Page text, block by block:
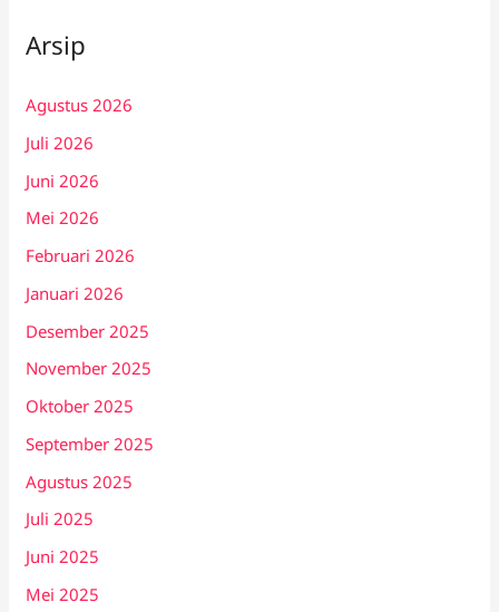
Arsip
Agustus 2026
Juli 2026
Juni 2026
Mei 2026
Februari 2026
Januari 2026
Desember 2025
November 2025
Oktober 2025
September 2025
Agustus 2025
Juli 2025
Juni 2025
Mei 2025